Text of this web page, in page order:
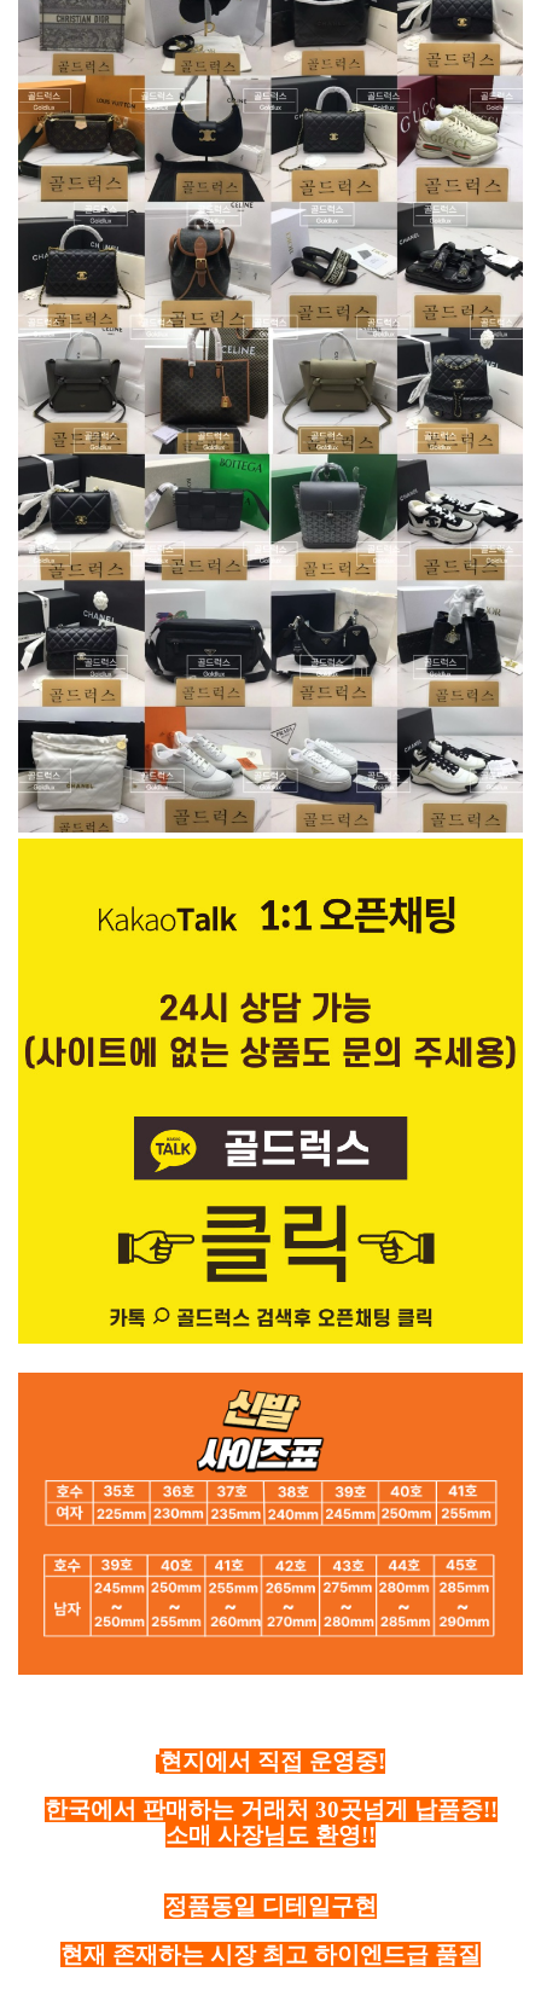
현지에서 직접 운영중!
한국에서 판매하는 거래처 30곳넘게 납품중!!
소매 사장님도 환영!!
정품동일 디테일구현
현재 존재하는 시장 최고 하이엔드급 품질